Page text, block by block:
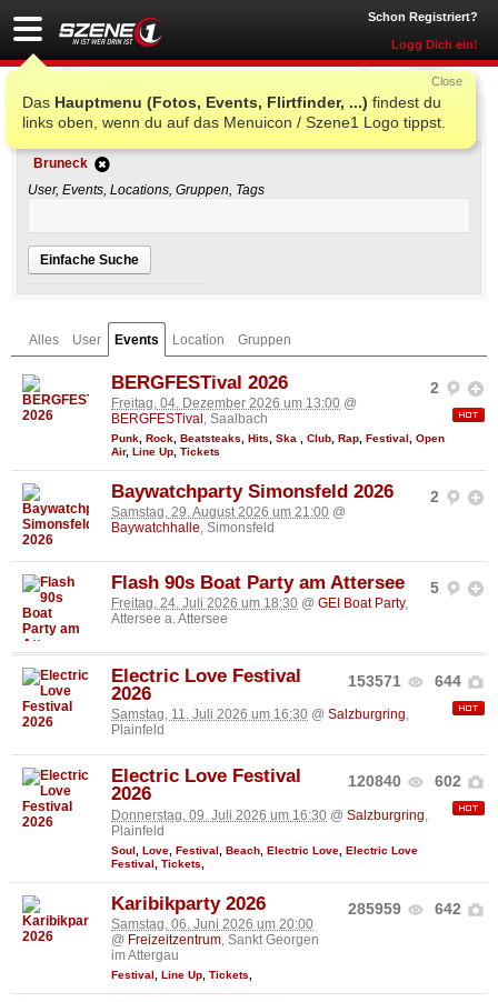
Schon Registriert?
Logg Dich ein!
Das Hauptmenu (Fotos, Events, Flirtfinder, ...) findest du
links oben, wenn du auf das Menuicon / Szene1 Logo tippst.
Close
Einfache Suche
Bruneck
User, Events, Locations, Gruppen, Tags
Einfache Suche
Alles User Events Location Gruppen
2
BERGFESTival 2026
Freitag, 04. Dezember 2026 um 13:00 @
BERGFESTival, Saalbach
Punk Rock Beatsteaks Hits Ska Club Rap Festival
Open
Air, Line Up Tickets
2
Baywatchparty Simonsfeld 2026
Samstag, 29. August 2026 um 21:00 @
Baywatchhalle, Simonsfeld
5
Flash 90s Boat Party am Attersee
Freitag, 24. Juli 2026 um 18:30 @ GEI Boat Party,
Attersee a. Attersee
153571 644
Electric Love Festival
2026
Samstag, 11. Juli 2026 um 16:30 @ Salzburgring,
Plainfeld
120840 602
Electric Love Festival
2026
Donnerstag, 09. Juli 2026 um 16:30 @ Salzburgring
Plainfeld
Soul Love Festival Beach Electric Love Electric Love
Festival
Tickets
285959 642
Karibikparty 2026
Samstag, 06. Juni 2026 um 20:00
@ Freizeitzentrum, Sankt Georgen
im Attergau
Festival Line Up Tickets